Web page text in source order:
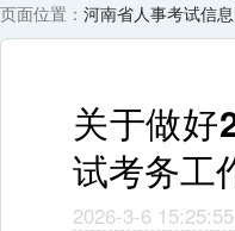
页面位置： 河南省人事考试信
关于做好
试考务工
2026-3-6 15:25:55